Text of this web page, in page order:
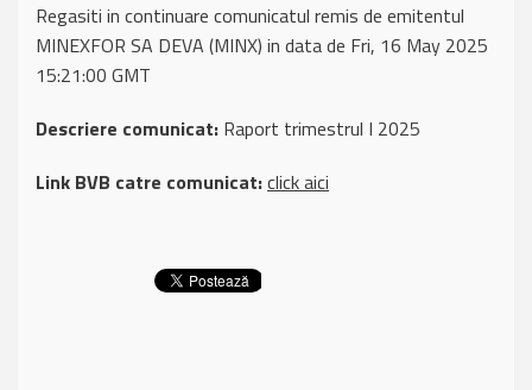
Regasiti in continuare comunicatul remis de emitentul
MINEXFOR SA DEVA (MINX) in data de Fri, 16 May 2025
15:21:00 GMT
Descriere comunicat: Raport trimestrul I 2025
Link BVB catre comunicat:click aici